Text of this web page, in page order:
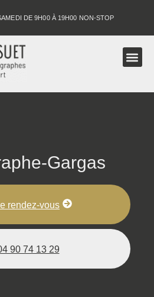
DE 9H00 À 19H00 NON-STOP
Gargas
rendez-vous
90 74 13 29